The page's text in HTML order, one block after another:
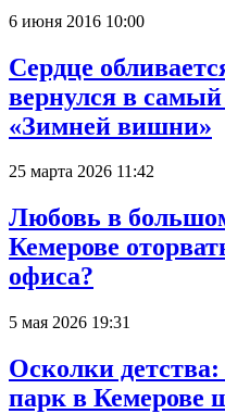
6 июня 2016 10:00
Сердце
вернулся в
«Зимней вишни»
25 марта 2026 11:42
Любовь в
Кемерове
офиса?
5 мая 2026 19:31
Осколки
парк в Кемерове